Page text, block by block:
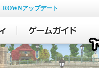
アップデート